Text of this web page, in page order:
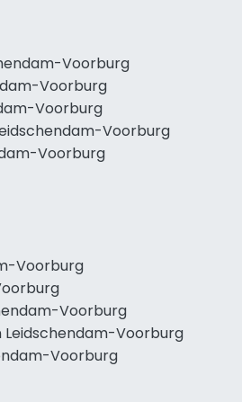
Voorburg
Voorburg
Voorburg
Voorburg
Voorburg
Voorburg
Voorburg
Voorburg
Voorburg